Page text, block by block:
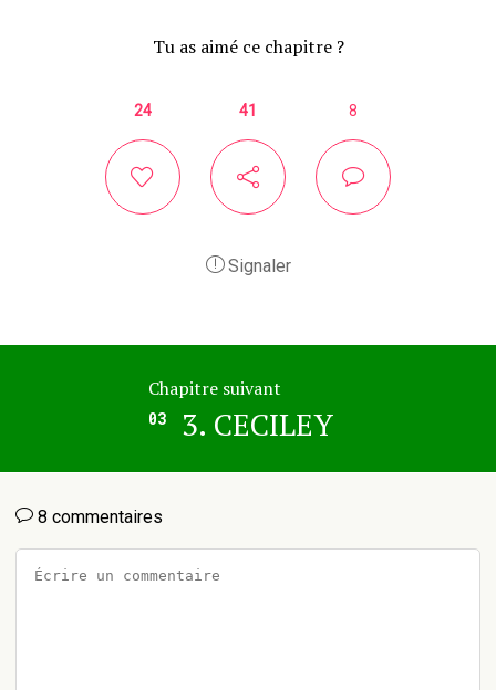
Tu as aimé ce chapitre ?
24 41 8
Signaler
Chapitre suivant
03 3. CECILEY
8 commentaires